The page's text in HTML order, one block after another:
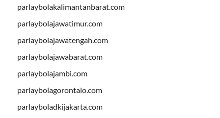
parlaybolakalimantanbarat.com
parlaybolajawatimur.com
parlaybolajawatengah.com
parlaybolajawabarat.com
parlaybolajambi.com
parlaybolagorontalo.com
parlayboladkijakarta.com